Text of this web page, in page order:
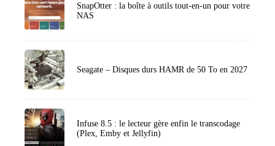
SnapOtter : la boîte à outils tout-en-un pour votre
NAS
Seagate – Disques durs HAMR de 50 To en 2027
Infuse 8.5 : le lecteur gère enfin le transcodage
(Plex, Emby et Jellyfin)